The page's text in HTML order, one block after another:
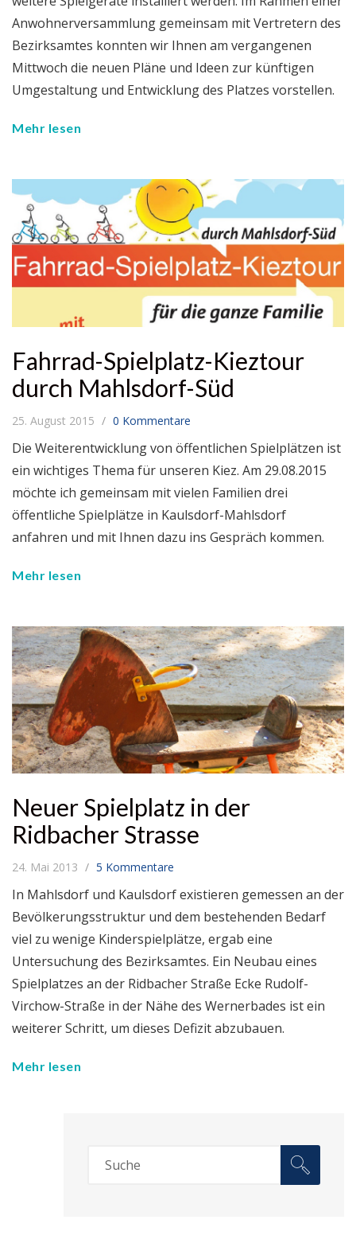
Anwohnerversammlung gemeinsam mit Vertretern des
Bezirksamtes konnten wir Ihnen am vergangenen
Mittwoch die neuen Pläne und Ideen zur künftigen
Umgestaltung und Entwicklung des Platzes vorstellen.
Mehr lesen
Fahrrad-Spielplatz-Kieztour
durch Mahlsdorf-Süd
25. August 2015 0 Kommentare
Die Weiterentwicklung von öffentlichen Spielplätzen ist
ein wichtiges Thema für unseren Kiez. Am 29.08.2015
möchte ich gemeinsam mit vielen Familien drei
öffentliche Spielplätze in Kaulsdorf-Mahlsdorf
anfahren und mit Ihnen dazu ins Gespräch kommen.
Mehr lesen
Neuer Spielplatz in der
Ridbacher Strasse
24. Mai 2013 5 Kommentare
In Mahlsdorf und Kaulsdorf existieren gemessen an der
Bevölkerungsstruktur und dem bestehenden Bedarf
viel zu wenige Kinderspielplätze, ergab eine
Untersuchung des Bezirksamtes. Ein Neubau eines
Spielplatzes an der Ridbacher Straße Ecke Rudolf-
Virchow-Straße in der Nähe des Wernerbades ist ein
weiterer Schritt, um dieses Defizit abzubauen.
Mehr lesen